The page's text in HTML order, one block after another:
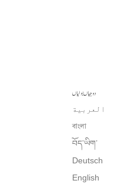
دوجیاں بولیاں
العربية
বাংলা
བོད་ཡིག་
Deutsch
English